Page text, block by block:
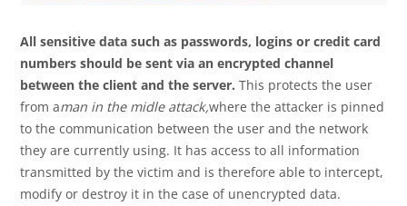
All sensitive data such as passwords, logins or credit card
numbers should be sent via an encrypted channel
between the client and the server. This protects the user
from aman in the midle attack,where the attacker is pinned
to the communication between the user and the network
they are currently using. It has access to all information
transmitted by the victim and is therefore able to intercept,
modify or destroy it in the case of unencrypted data.